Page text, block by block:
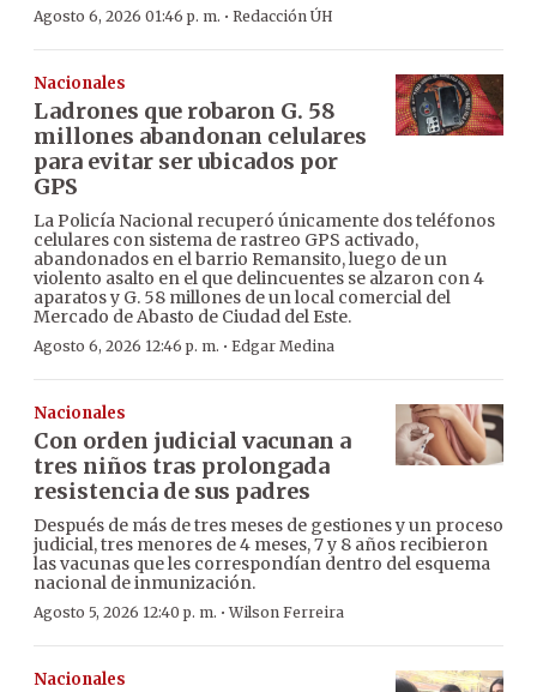
Agosto 6, 2026 01:46 p. m. · Redacción ÚH
Nacionales
Ladrones que robaron G. 58
millones abandonan celulares
para evitar ser ubicados por
GPS
La Policía Nacional recuperó únicamente dos teléfonos
celulares con sistema de rastreo GPS activado,
abandonados en el barrio Remansito, luego de un
violento asalto en el que delincuentes se alzaron con 4
aparatos y G. 58 millones de un local comercial del
Mercado de Abasto de Ciudad del Este.
Agosto 6, 2026 12:46 p. m. · Edgar Medina
Nacionales
Con orden judicial vacunan a
tres niños tras prolongada
resistencia de sus padres
Después de más de tres meses de gestiones y un proceso
judicial, tres menores de 4 meses, 7 y 8 años recibieron
las vacunas que les correspondían dentro del esquema
nacional de inmunización.
Agosto 5, 2026 12:40 p. m. ·Wilson Ferreira
Nacionales